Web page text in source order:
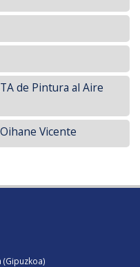
de Pintura al Aire
Vicente
(Gipuzkoa)